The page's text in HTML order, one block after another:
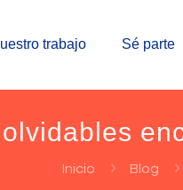
trabajo Sé parte
Inicio Blog